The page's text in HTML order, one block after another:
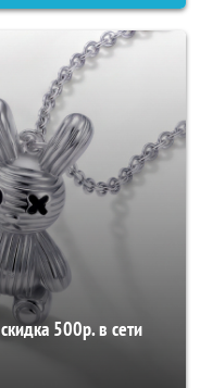
500р. в сети